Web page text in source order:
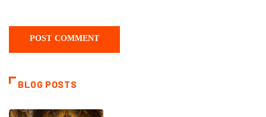
BLOG POSTS